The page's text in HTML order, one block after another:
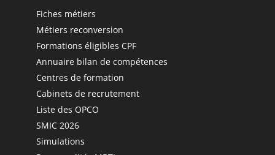
Fiches métiers
Métiers reconversion
Formations éligibles CPF
Annuaire bilan de compétences
Centres de formation
Cabinets de recrutement
Liste des OPCO
SMIC 2026
Simulations